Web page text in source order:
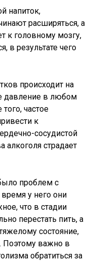
напиток,
расширяться, а
к головному мозгу,
в результате чего
происходит на
давление в любом
частое
к
сосудистой
алкоголя страдает
проблем с
у него они
что в стадии
перестать пить, а
состояние,
Поэтому важно в
обратиться за